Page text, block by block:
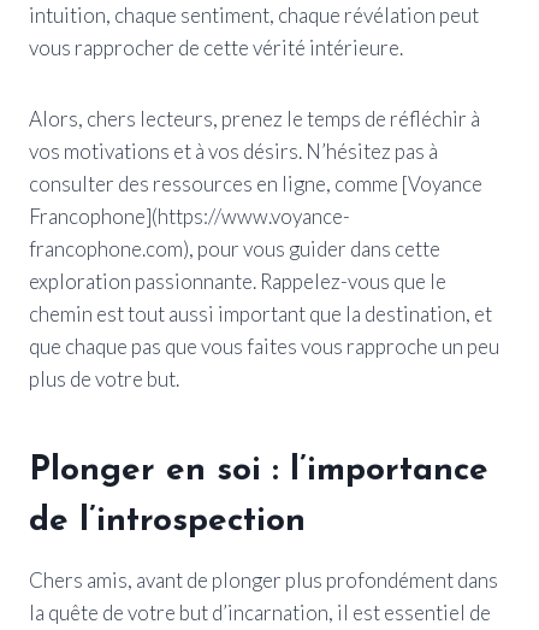
intuition, chaque sentiment, chaque révélation peut
vous rapprocher de cette vérité intérieure.
Alors, chers lecteurs, prenez le temps de réfléchir à
vos motivations et à vos désirs. N’hésitez pas à
consulter des ressources en ligne, comme [Voyance
Francophone](https://www.voyance-
francophone.com), pour vous guider dans cette
exploration passionnante. Rappelez-vous que le
chemin est tout aussi important que la destination, et
que chaque pas que vous faites vous rapproche un peu
plus de votre but.
Plonger en soi : l’importance
de l’introspection
Chers amis, avant de plonger plus profondément dans
la quête de votre but d’incarnation, il est essentiel de